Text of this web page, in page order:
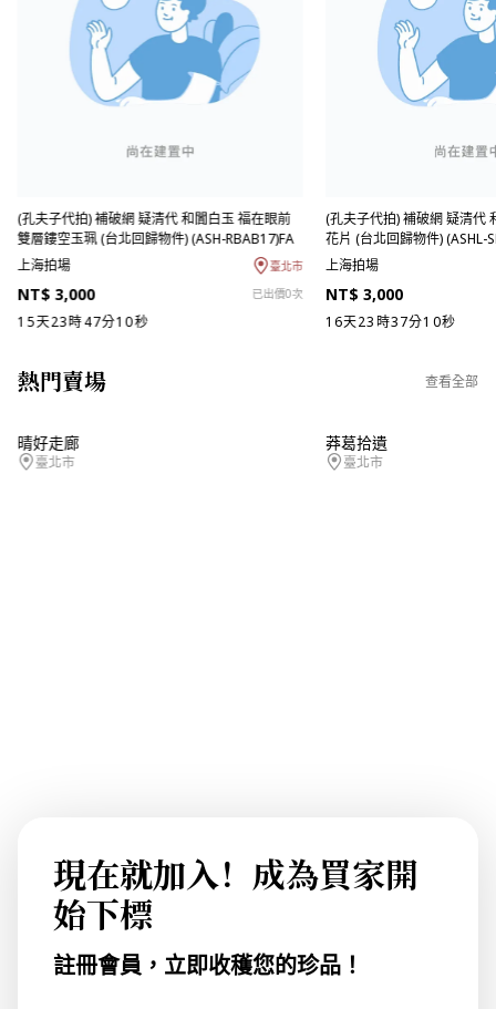
(孔夫子代拍) 補破網 疑清代 和闐白玉 福在眼前
雙層鏤空玉珮 (台北回歸物件) (ASH-RBAB17)FA
上海拍場
臺北市
NT$ 3,000 已出價0次
15天23時47分09秒
(孔夫子代拍) 補破網 疑清代
花片 (台北回歸物件) (ASHL-
上海拍場
NT$ 3,000
16天23時37分09秒
熱門賣場 查看全部
晴好走廊
臺北市
莽葛拾遺
臺北市
現在就加入！成為買家開
始下標
註冊會員，立即收穫您的珍品！